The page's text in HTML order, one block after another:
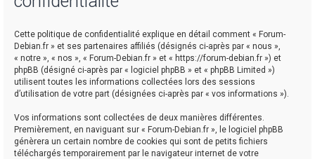
Cette politique de confidentialité explique en détail comment « Forum-
Debian.fr » et ses partenaires affiliés (désignés ci-après par « nous »,
« notre », « nos », « Forum-Debian.fr » et « https://forum-debian.fr ») et
phpBB (désigné ci-après par « logiciel phpBB » et « phpBB Limited »)
utilisent toutes les informations collectées lors des sessions
d’utilisation de votre part (désignées ci-après par « vos informations »).
Vos informations sont collectées de deux manières différentes.
Premièrement, en naviguant sur « Forum-Debian.fr », le logiciel phpBB
génèrera un certain nombre de cookies qui sont de petits fichiers
téléchargés temporairement par le navigateur internet de votre